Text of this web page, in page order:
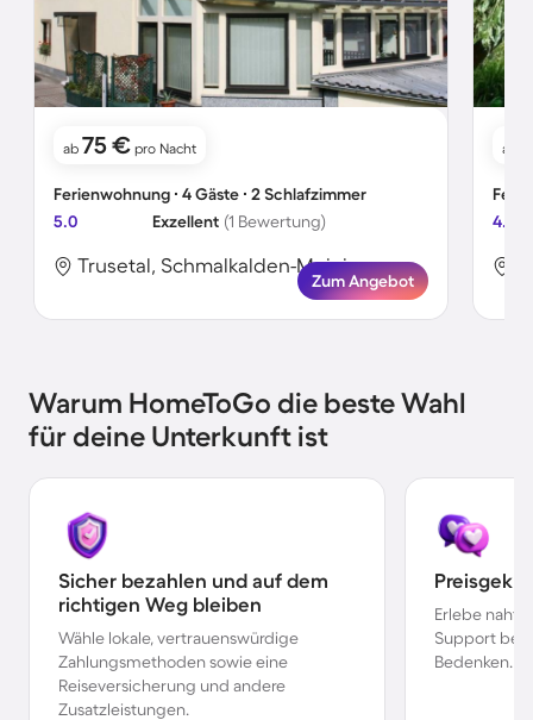
ab 75 € pro Nacht
Ferienwohnung ∙ 4 Gäste ∙ 2 Schlafzimmer
5.0
Exzellent (1 Bewertung)
Trusetal, Schmalkalden-Meiningen, Deutschland
Zum Angebot
ab
4.8
Warum HomeToGo die beste Wahl
für deine Unterkunft ist
Sicher bezahlen und auf dem
richtigen Weg bleiben
Wähle lokale, vertrauenswürdige
Zahlungsmethoden sowie eine
Reiseversicherung und andere
Zusatzleistungen.
Erlebe
Support bei
Bedenken.